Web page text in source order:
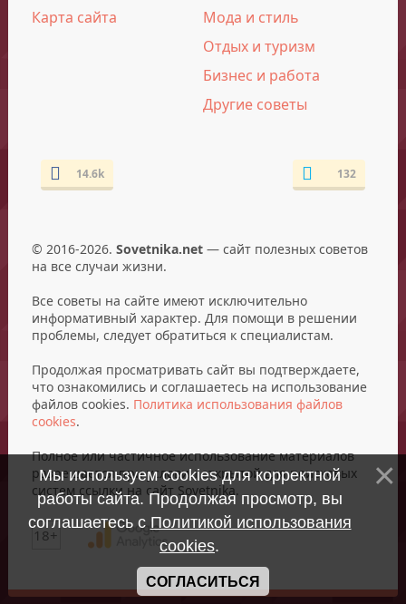
Карта сайта
Мода и стиль
Отдых и туризм
Бизнес и работа
Другие советы
14.6k 132
© 2016-2026. Sovetnika.net— сайт полезных советов
на все случаи жизни.
Все советы на сайте имеют исключительно
информативный характер. Для помощи в решении
проблемы, следует обратиться к специалистам.
Продолжая просматривать сайт вы подтверждаете,
что ознакомились и соглашаетесь на использование
файлов cookies. Политика использования файлов
cookies.
Полное или частичное использование материалов
разрешается при условии открытой для поисковых
систем ссылки на сайт Sovetnika.
18+
Мы используем cookies для корректной
работы сайта. Продолжая просмотр, вы
соглашаетесь с Политикой использования
cookies.
СОГЛАСИТЬСЯ